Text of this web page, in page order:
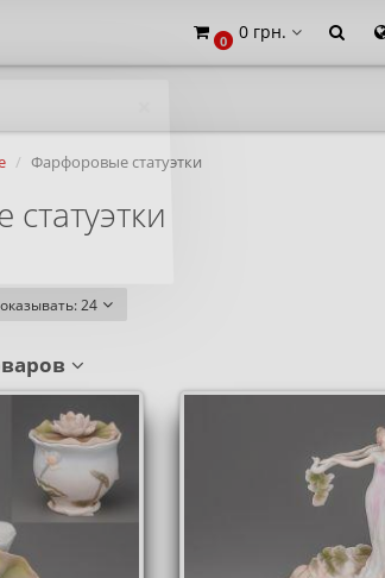
0 0 грн.
Фарфоровые статуэтки
24